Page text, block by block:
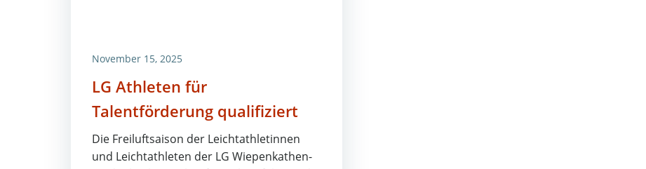
November 15, 2025
LG Athleten für
Talentförderung qualifiziert
Die Freiluftsaison der Leichtathletinnen
und Leichtathleten der LG Wiepenkathen-